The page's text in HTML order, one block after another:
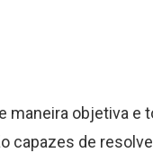
maneira objetiva e
capazes de